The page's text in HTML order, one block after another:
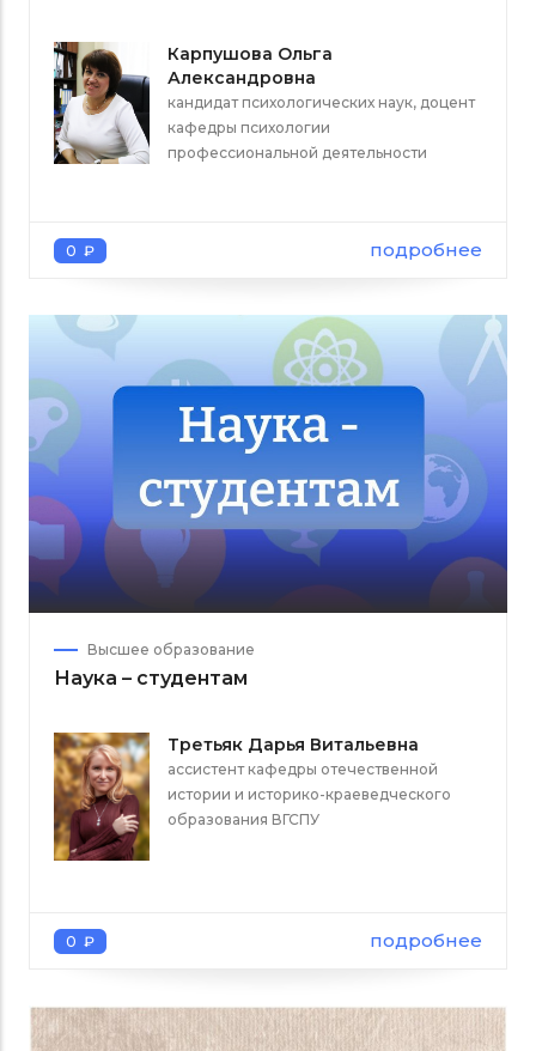
Карпушова Ольга
Александровна
кандидат психологических наук, доцент
кафедры психологии
профессиональной деятельности
0 ₽ подробнее
Высшее образование
Наука – студентам
Третьяк Дарья Витальевна
ассистент кафедры отечественной
истории и историко-краеведческого
образования ВГСПУ
0 ₽ подробнее